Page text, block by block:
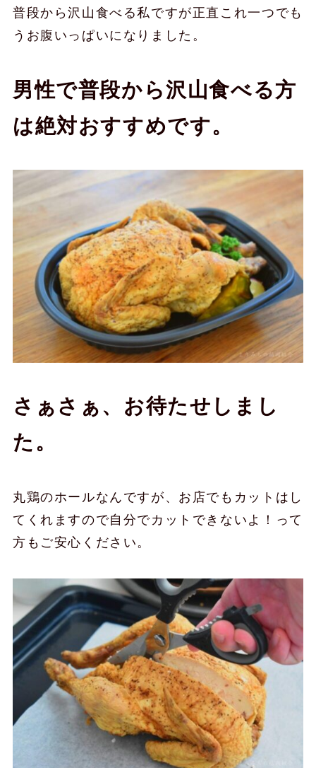
普段から沢山食べる私ですが正直これ一つでも
うお腹いっぱいになりました。
男性で普段から沢山食べる方
は絶対おすすめです。
さぁさぁ、お待たせしまし
た。
丸鶏のホールなんですが、お店でもカットはし
てくれますので自分でカットできないよ！って
方もご安心ください。